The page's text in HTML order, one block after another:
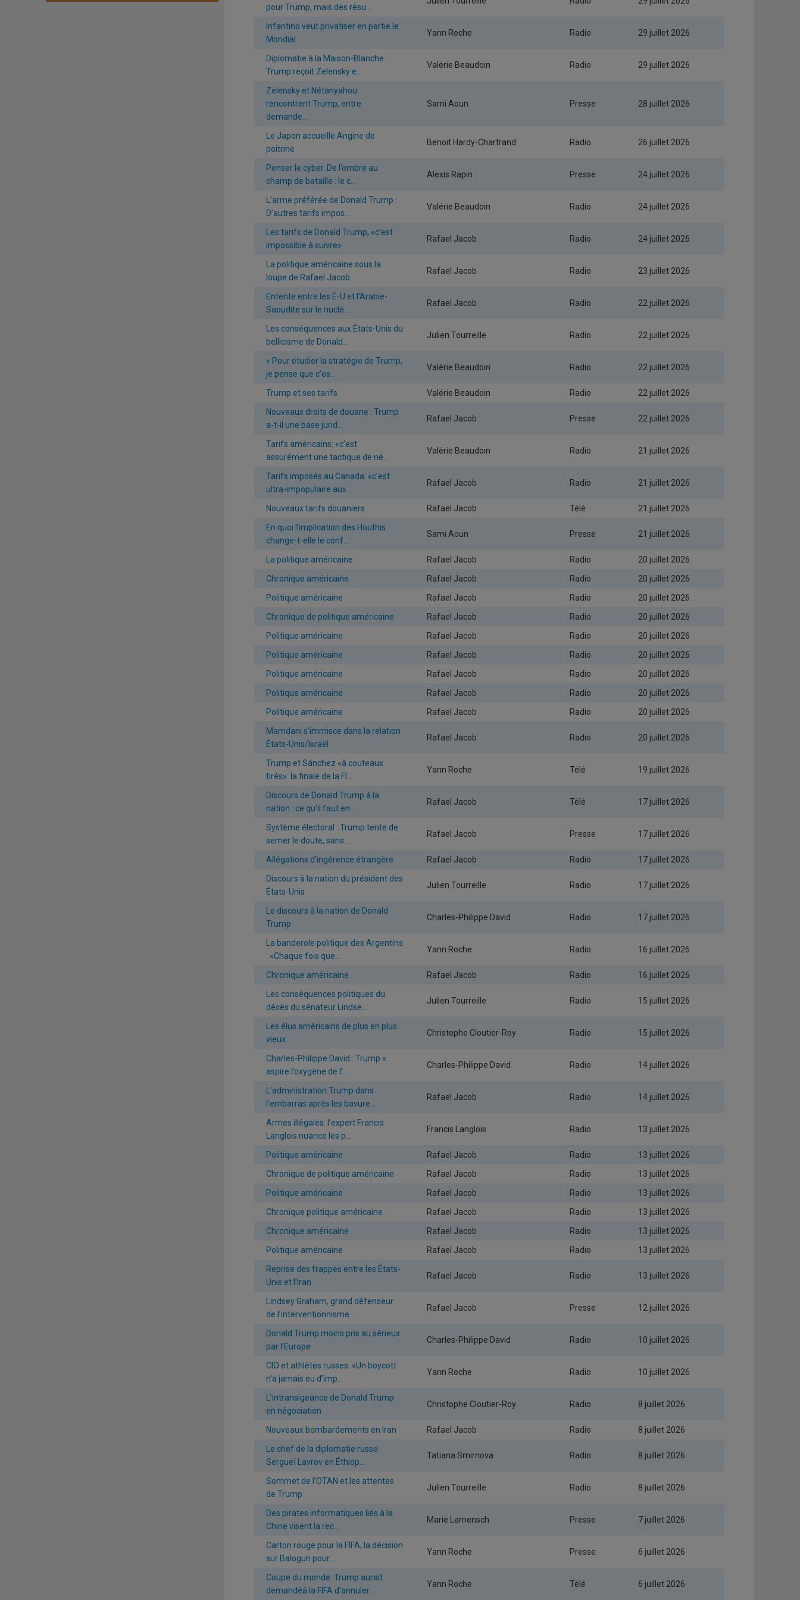
pour Trump, mais des résu...
Infantino veut privatiser en partie le
Mondial
Yann Roche Radio 29 juillet 2026
Diplomatie à la Maison-Blanche:
Trump reçoit Zelensky e...
Valérie Beaudoin Radio 29 juillet 2026
Zelensky et Nétanyahou
rencontrent Trump, entre
demande...
Sami Aoun Presse 28 juillet 2026
Le Japon accueille Angine de
poitrine
Benoit Hardy-Chartrand Radio 26 juillet 2026
Penser le cyber. De l’ombre au
champ de bataille : le c...
Alexis Rapin Presse 24 juillet 2026
L’arme préférée de Donald Trump :
D’autres tarifs impos...
Valérie Beaudoin Radio 24 juillet 2026
Les tarifs de Donald Trump, «c’est
impossible à suivre»
Rafael Jacob Radio 24 juillet 2026
La politique américaine sous la
loupe de Rafael Jacob
Rafael Jacob Radio 23 juillet 2026
Entente entre les É-U et l’Arabie-
Saoudite sur le nuclé...
Rafael Jacob Radio 22 juillet 2026
Les conséquences aux États-Unis du
bellicisme de Donald...
Julien Tourreille Radio 22 juillet 2026
« Pour étudier la stratégie de Trump,
je pense que c’es...
Valérie Beaudoin Radio 22 juillet 2026
Trump et ses tarifs Valérie Beaudoin Radio
22 juillet 2026
Nouveaux droits de douane : Trump
a-t-il une base jurid...
Rafael Jacob Presse 22 juillet 2026
Tarifs américains: «c’est
assurément une tactique de né...
Valérie Beaudoin Radio 21 juillet 2026
Tarifs imposés au Canada: «c’est
ultra-impopulaire aux ...
Rafael Jacob Radio 21 juillet 2026
Nouveaux tarifs douaniers Rafael Jacob Télé
21 juillet 2026
En quoi l’implication des Houthis
change-t-elle le conf...
Sami Aoun Presse 21 juillet 2026
La politique américaine Rafael Jacob Radio
20 juillet 2026
Chronique américaine
Rafael Jacob Radio
20 juillet 2026
Politique américaine
Rafael Jacob Radio
20 juillet 2026
Chronique de politique américaine
Rafael Jacob Radio
20 juillet 2026
Politique américaine
Rafael Jacob Radio
20 juillet 2026
Politique américaine
Rafael Jacob Radio
20 juillet 2026
Politique américaine
Rafael Jacob Radio
20 juillet 2026
Politique américaine
Rafael Jacob Radio
20 juillet 2026
Politique américaine
Rafael Jacob Radio
20 juillet 2026
Mamdani s’immisce dans la relation
États-Unis/Israël
Rafael Jacob Radio 20 juillet 2026
Trump et Sánchez «à couteaux
tirés»: la finale de la FI...
Yann Roche Télé 19 juillet 2026
Discours de Donald Trump à la
nation : ce qu’il faut en...
Rafael Jacob Télé 17 juillet 2026
Système électoral : Trump tente de
semer le doute, sans...
Rafael Jacob Presse 17 juillet 2026
Allégations d’ingérence étrangère Rafael Jacob Radio
17 juillet 2026
Discours à la nation du président des
États-Unis
Julien Tourreille Radio 17 juillet 2026
Le discours à la nation de Donald
Trump
Charles-Philippe David Radio 17 juillet 2026
La banderole politique des Argentins
: «Chaque fois que...
Yann Roche Radio 16 juillet 2026
Chronique américaine Rafael Jacob Radio
16 juillet 2026
Les conséquences politiques du
décès du sénateur Lindse...
Julien Tourreille Radio 15 juillet 2026
Les élus américains de plus en plus
vieux
Christophe Cloutier-Roy Radio 15 juillet 2026
Charles-Philippe David : Trump «
aspire l’oxygène de l’...
Charles-Philippe David Radio 14 juillet 2026
L’administration Trump dans
l’embarras après les bavure...
Rafael Jacob Radio 14 juillet 2026
Armes illégales: l’expert Francis
Langlois nuance les p...
Francis Langlois Radio 13 juillet 2026
Politique américaine Rafael Jacob Radio
13 juillet 2026
Chronique de politique américaine
Rafael Jacob Radio
13 juillet 2026
Politique américaine
Rafael Jacob Radio
13 juillet 2026
Chronique politique américaine
Rafael Jacob Radio
13 juillet 2026
Chronique américaine
Rafael Jacob Radio
13 juillet 2026
Politique américaine
Rafael Jacob Radio
13 juillet 2026
Reprise des frappes entre les États-
Unis et l’Iran
Rafael Jacob Radio 13 juillet 2026
Lindsey Graham, grand défenseur
de l’interventionnisme ...
Rafael Jacob Presse 12 juillet 2026
Donald Trump moins pris au sérieux
par l’Europe
Charles-Philippe David Radio 10 juillet 2026
CIO et athlètes russes: «Un boycott
n’a jamais eu d’imp...
Yann Roche Radio 10 juillet 2026
L’intransigeance de Donald Trump
en négociation
Christophe Cloutier-Roy Radio 8 juillet 2026
Nouveaux bombardements en Iran Rafael Jacob Radio
8 juillet 2026
Le chef de la diplomatie russe
Sergueï Lavrov en Éthiop...
Tatiana Smirnova Radio 8 juillet 2026
Sommet de l’OTAN et les attentes
de Trump
Julien Tourreille Radio 8 juillet 2026
Des pirates informatiques liés à la
Chine visent la rec...
Marie Lamensch Presse 7 juillet 2026
Carton rouge pour la FIFA, la décision
sur Balogun pour...
Yann Roche Presse 6 juillet 2026
Coupe du monde: Trump aurait
demandéà la FIFA d’annuler...
Yann Roche Télé 6 juillet 2026